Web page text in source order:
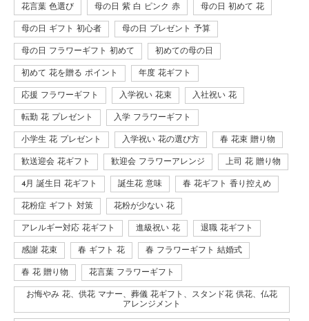
花言葉 色選び 母の日 紫 白 ピンク 赤 母の日 初めて 花
母の日 ギフト 初心者 母の日 プレゼント 予算
母の日 フラワーギフト 初めて 初めての母の日
初めて 花を贈る ポイント 年度 花ギフト
応援 フラワーギフト 入学祝い 花束 入社祝い 花
転勤 花 プレゼント 入学 フラワーギフト
小学生 花 プレゼント 入学祝い 花の選び方 春 花束 贈り物
歓送迎会 花ギフト 歓迎会 フラワーアレンジ 上司 花 贈り物
4月 誕生日 花ギフト 誕生花 意味 春 花ギフト 香り控えめ
花粉症 ギフト 対策 花粉が少ない 花
アレルギー対応 花ギフト 進級祝い 花 退職 花ギフト
感謝 花束 春 ギフト 花 春 フラワーギフト 結婚式
春 花 贈り物 花言葉 フラワーギフト
お悔やみ 花、供花 マナー、葬儀 花ギフト、スタンド花 供花、仏花
アレンジメント